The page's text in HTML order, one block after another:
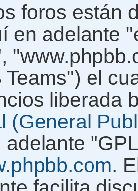
foros están
en adelante
Teams") el
liberada
(General
adelante
.